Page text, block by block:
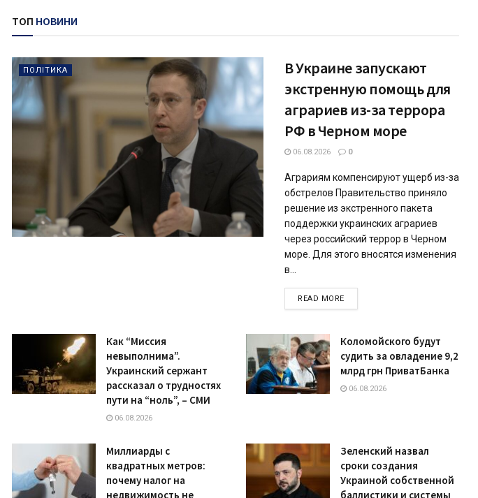
ТОП НОВИНИ
ПОЛІТИКА
В Украине запускают
экстренную помощь для
аграриев из-за террора
РФ в Черном море
06.08.2026 0
Аграриям компенсируют ущерб из-за
обстрелов Правительство приняло
решение из экстренного пакета
поддержки украинских аграриев
через российский террор в Черном
море. Для этого вносятся изменения
в...
READ MOREDETAILS
Как “Миссия
невыполнима”.
Украинский сержант
рассказал о трудностях
пути на “ноль”, – СМИ
06.08.2026
Коломойского будут
судить за овладение 9,2
млрд грн ПриватБанка
06.08.2026
Миллиарды с
квадратных метров:
почему налог на
недвижимость не
Зеленский назвал
сроки создания
Украиной собственной
баллистики и системы